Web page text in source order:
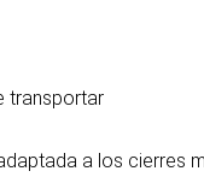
transportar
a los cierres